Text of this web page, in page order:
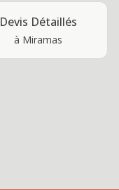
Devis Détaillés
à Miramas